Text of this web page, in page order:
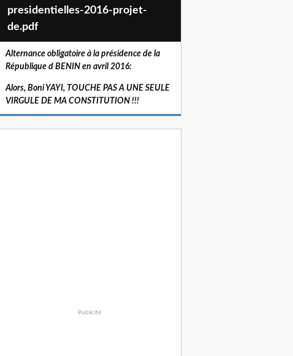
presidentielles-2016-projet-
de.pdf
Alternance obligatoire à la présidence de la
République d BENIN en avril 2016:
Alors, Boni YAYI, TOUCHE PAS A UNE SEULE
VIRGULE DE MA CONSTITUTION !!!
Publicité